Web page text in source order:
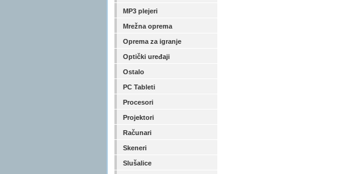
MP3 plejeri
Mrežna oprema
Oprema za igranje
Optički uređaji
Ostalo
PC Tableti
Procesori
Projektori
Računari
Skeneri
Slušalice